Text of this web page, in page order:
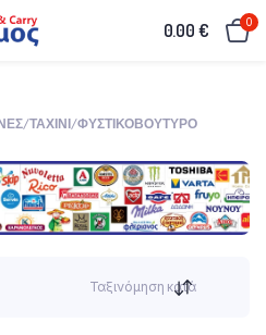
0.00€ 0
ΤΑΧΊΝΙ/ΦΥΣΤΙΚΟΒΟΎΤΥΡΟ
Ταξινόμηση κατά